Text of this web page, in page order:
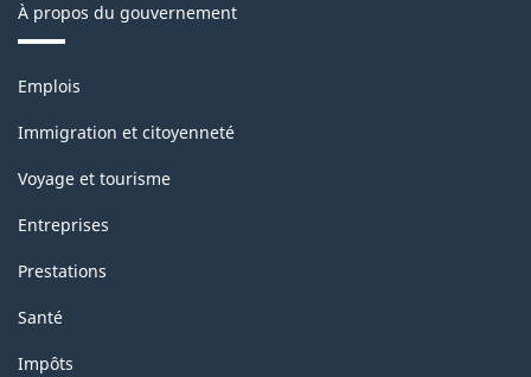
À propos du gouvernement
Thèmes
sujets
Emplois
Immigration et citoyenneté
Voyage et tourisme
Entreprises
Prestations
Santé
Impôts